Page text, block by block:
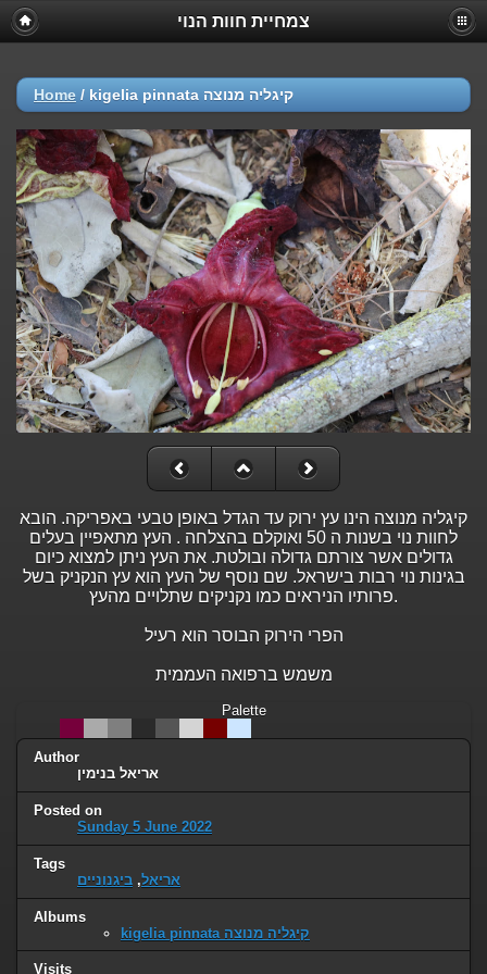
צמחיית חוות הנוי
Home / kigelia pinnata קיגליה מנוצה
קיגליה מנוצה הינו עץ ירוק עד הגדל באופן טבעי באפריקה. הובא
לחוות נוי בשנות ה 50 ואוקלם בהצלחה . העץ מתאפיין בעלים
גדולים אשר צורתם גדולה ובולטת. את העץ ניתן למצוא כיום
בגינות נוי רבות בישראל. שם נוסף של העץ הוא עץ הנקניק בשל
פרותיו הניראים כמו נקניקים שתלויים מהעץ.
הפרי הירוק הבוסר הוא רעיל
משמש ברפואה העממית
Palette
Author
אריאל בנימין
Posted on
Sunday 5 June 2022
Tags
אריאל, ביגנוניים
Albums
kigelia pinnata קיגליה מנוצה
Visits